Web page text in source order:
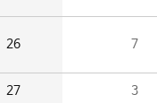
26 7
27 3